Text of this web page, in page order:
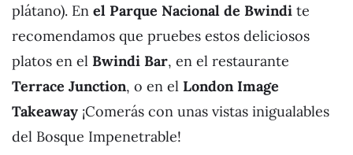
plátano). En el Parque Nacional de Bwindi te
recomendamos que pruebes estos deliciosos
platos en el Bwindi Bar, en el restaurante
Terrace Junction, o en el London Image
Takeaway ¡Comerás con unas vistas inigualables
del Bosque Impenetrable!